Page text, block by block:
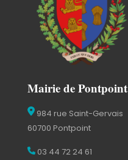
Mairie de Pontpoint
984 rue Saint-Gervais
60700 Pontpoint
03 44 72 24 61